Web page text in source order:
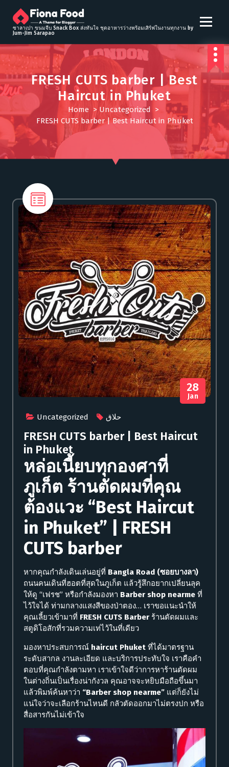
t
o
c
o
n
e
t
ซาลาเปา ขนมจีบ Snack Box ส่งทันใจ ชุดอาหารว่างพร้อมเสิร์ฟในงานทุกงาน by
Jum-Jim Sarapao
FRESH CUTS barber | Best
Haircut in Phuket
Home > Uncategorized
>
FRESH CUTS barber | Best Haircut in Phuket
Uncategorized حلاق
28
Jan
FRESH CUTS barber | Best Haircut
in Phuket
หล่อเนี้ยบทุกองศาที่
ภูเก็ต ร้านตัดผมที่คุณ
ต้องแวะ “Best Haircut
in Phuket” | FRESH
CUTS barber
หากคุณกำลังเดินเล่นอยู่ที่ Bangla Road (ซอยบางลา)
ถนนคนเดินที่ฮอตที่สุดในภูเก็ต แล้วรู้สึกอยากเปลี่ยนลุค
ให้ดู “เฟรช” หรือกำลังมองหา Barber shop nearme ที่
ไว้ใจได้ ท่ามกลางแสงสีของป่าตอง… เราขอแนะนำให้
คุณเลี้ยวเข้ามาที่ FRESH CUTS Barber ร้านตัดผมและ
สตูดิโอสักที่รวมความเท่ไว้ในที่เดียว
มองหาประสบการณ์ haircut Phuket ที่ได้มาตรฐาน
ระดับสากล งานละเอียด และบริการประทับใจ เราคือคำ
ตอบที่คุณกำลังตามหา เราเข้าใจดีว่าการหาร้านตัดผม
ในต่างถิ่นเป็นเรื่องน่ากังวล คุณอาจจะหยิบมือถือขึ้นมา
แล้วพิมพ์ค้นหาว่า “Barber shop nearme” แต่ก็ยังไม่
แน่ใจว่าจะเลือกร้านไหนดี กลัวตัดออกมาไม่ตรงปก หรือ
สื่อสารกันไม่เข้าใจ